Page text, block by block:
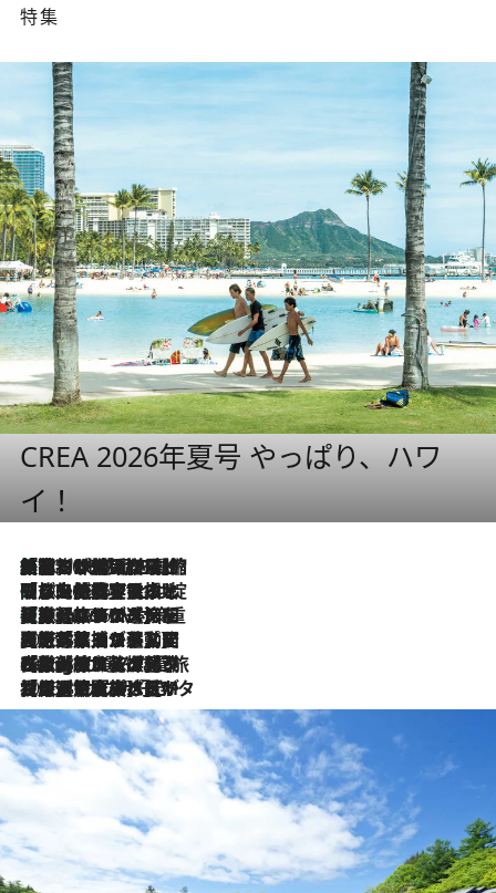
特集
CREA 2026年夏号 やっぱり、ハワ
イ！
2026.8.6
「荷物が増えるほど旅ストレスは増す」美容ジャーナリストがたどり着いた最終結論。“化粧品を劇的に減らす”感動の凝縮美容とは
2026.8.6
「旅先には金髪ウィッグを持参」日本と同じメイクでは損してる!? 美容ジャーナリストが提案する“掟破りの旅美容”とは
2026.8.6
【厳選旅コスメ】「身軽さ＆UV対策重視！」ヘアアーティストshucoが選んだ夏旅ベストコスメを発表【Mサイズジップ】
2026.8.5
【厳選旅コスメ】国内をあちこち移動する河井菜摘が選んだ夏旅ベストコスメ発表！「リラックスアイテムはマスト」【Mサイズジップ】
2026.8.4
【厳選旅コスメ】「紫外線＆乾燥対策しながらメイク感も！」ヘア＆メイクGeorgeが選んだ夏旅ベストコスメを発表！【Mサイズジップ】
2026.8.3
【厳選旅コスメ】「保湿もタイパ重視！」“サウナ好き”タレント清水みさとが愛用する夏旅ベストコスメを発表！【Mサイズジップ】